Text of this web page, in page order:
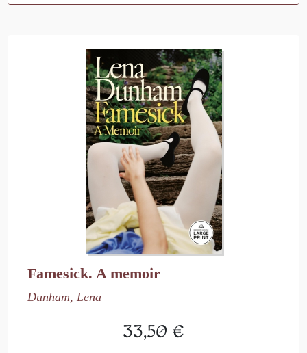
Famesick. A memoir
Dunham, Lena
33,50 €